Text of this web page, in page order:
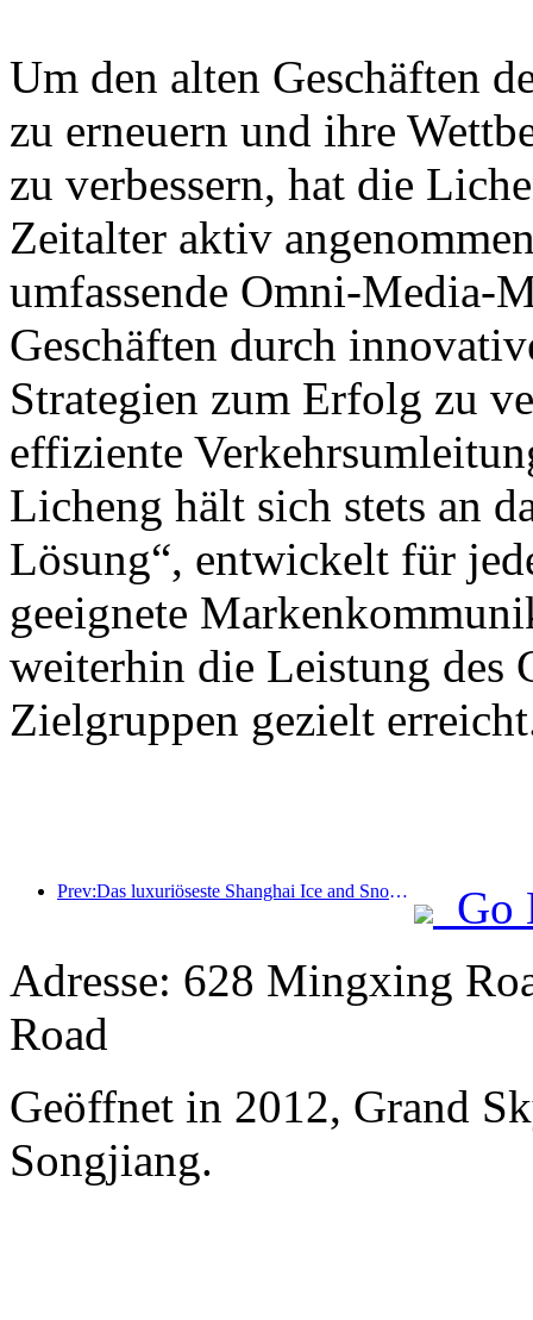
Um den alten Geschäften
zu erneuern und ihre
zu verbessern, hat die
Zeitalter aktiv
umfassende Omni-Media-
Geschäften durch
Strategien zum Erfolg zu
effiziente
Licheng hält sich stets an
Lösung“, entwickelt für
geeignete
weiterhin die Leistung des
Zielgruppen gezielt
Prev:Das luxuriöseste Shanghai Ice and Snow World Hotel wird enthüllt
Go
Adresse: 628 Mingxing
Road
Geöffnet in 2012, Grand
Songjiang.